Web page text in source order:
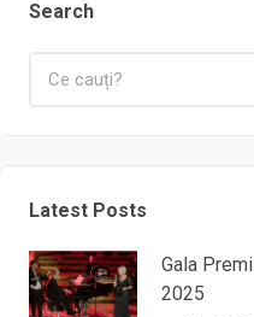
Search
Latest Posts
Gala
2025